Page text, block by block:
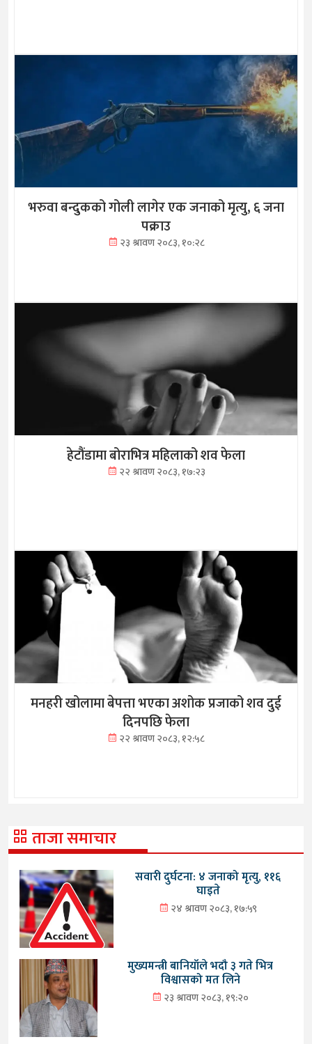
भरुवा बन्दुकको गोली लागेर एक जनाको मृत्यु, ६ जना
पक्राउ
२३ श्रावण २०८३, १०:२८
हेटौंडामा बोराभित्र महिलाको शव फेला
२२ श्रावण २०८३, १७:२३
मनहरी खोलामा बेपत्ता भएका अशोक प्रजाको शव दुई
दिनपछि फेला
२२ श्रावण २०८३, १२:५८
ताजा समाचार
सवारी दुर्घटना: ४ जनाको मृत्यु, ११६
घाइते
२४ श्रावण २०८३, १७:५९
मुख्यमन्त्री बानियाँले भदौ ३ गते भित्र
विश्वासको मत लिने
२३ श्रावण २०८३, १९:२०